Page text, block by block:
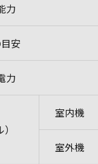
力
安
力
室内機
室外機